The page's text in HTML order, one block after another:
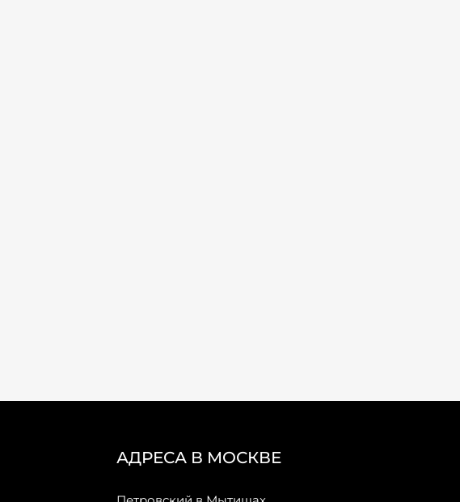
АДРЕСА В МОСКВЕ